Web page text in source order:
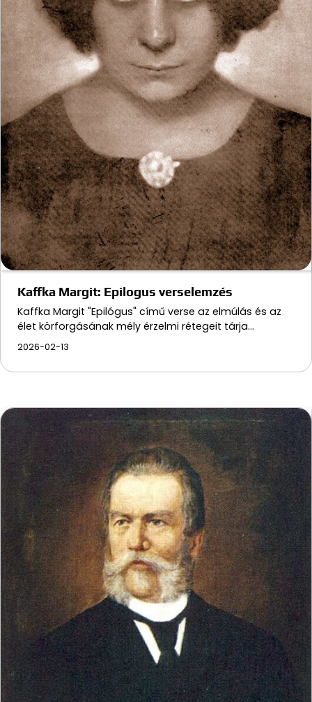
Kaffka Margit: Epilogus verselemzés
Kaffka Margit "Epilógus" című verse az elmúlás és az
élet körforgásának mély érzelmi rétegeit tárja…
2026-02-13